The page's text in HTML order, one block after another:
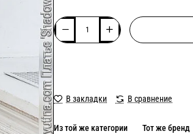
В закладки В сравнение
Из той же категории Тот же бренд